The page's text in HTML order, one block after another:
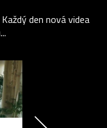
den nová videa